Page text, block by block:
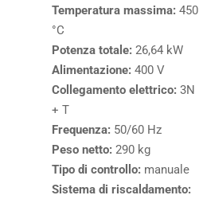
Temperatura massima: 450
°C
Potenza totale: 26,64 kW
Alimentazione: 400 V
Collegamento elettrico: 3N
+ T
Frequenza: 50/60 Hz
Peso netto: 290 kg
Tipo di controllo: manuale
Sistema di riscaldamento: